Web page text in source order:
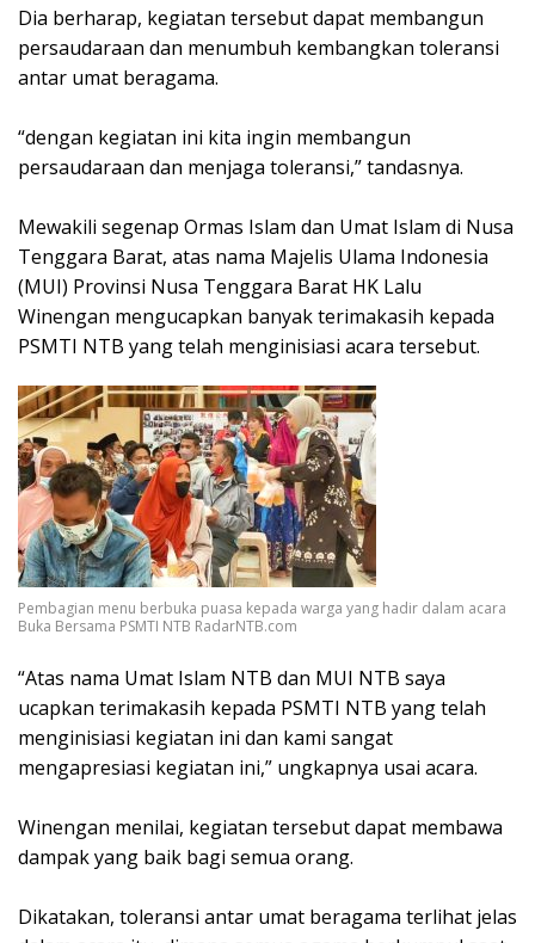
Dia berharap, kegiatan tersebut dapat membangun
persaudaraan dan menumbuh kembangkan toleransi
antar umat beragama.
“dengan kegiatan ini kita ingin membangun
persaudaraan dan menjaga toleransi,” tandasnya.
Mewakili segenap Ormas Islam dan Umat Islam di Nusa
Tenggara Barat, atas nama Majelis Ulama Indonesia
(MUI) Provinsi Nusa Tenggara Barat HK Lalu
Winengan mengucapkan banyak terimakasih kepada
PSMTI NTB yang telah menginisiasi acara tersebut.
Pembagian menu berbuka puasa kepada warga yang hadir dalam acara
Buka Bersama PSMTI NTB RadarNTB.com
“Atas nama Umat Islam NTB dan MUI NTB saya
ucapkan terimakasih kepada PSMTI NTB yang telah
menginisiasi kegiatan ini dan kami sangat
mengapresiasi kegiatan ini,” ungkapnya usai acara.
Winengan menilai, kegiatan tersebut dapat membawa
dampak yang baik bagi semua orang.
Dikatakan, toleransi antar umat beragama terlihat jelas